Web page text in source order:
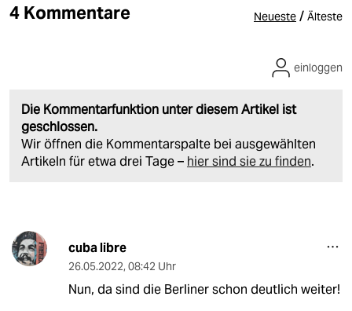
4 Kommentare Neueste / Älteste
Die Kommentarfunktion unter diesem Artikel ist
geschlossen.
Wir öffnen die Kommentarspalte bei ausgewählten
Artikeln für etwa drei Tage – hier sind sie zu finden.
einloggen
cuba libre
26.05.2022, 08:42 Uhr
Nun, da sind die Berliner schon deutlich weiter!